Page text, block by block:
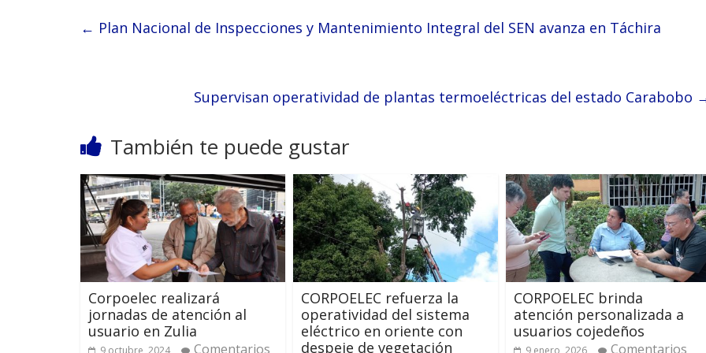
← Plan Nacional de Inspecciones y Mantenimiento Integral del SEN avanza en Táchira
Supervisan operatividad de plantas termoeléctricas del estado Carabobo
También te puede gustar
Corpoelec realizará
jornadas de atención al
usuario en Zulia
9 octubre, 2024 Comentarios
CORPOELEC refuerza la
operatividad del sistema
eléctrico en oriente con
despeje de vegetación
‎CORPOELEC brinda
atención personalizada a
usuarios cojedeños
9 enero, 2026 Comentarios